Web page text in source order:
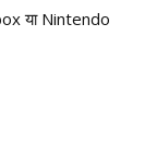
या Nintendo